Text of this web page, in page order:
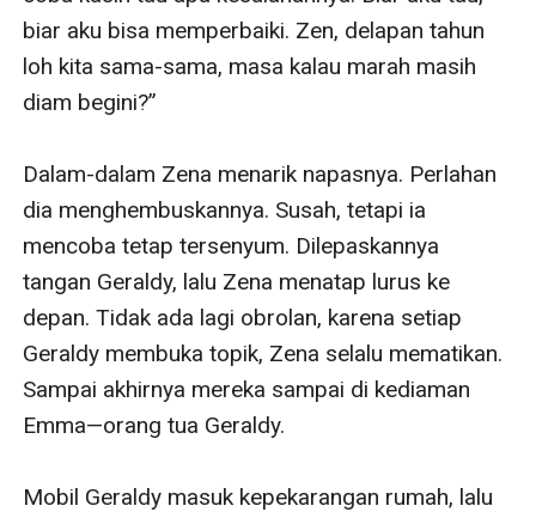
biar aku bisa memperbaiki. Zen, delapan tahun
loh kita sama-sama, masa kalau marah masih
diam begini?”
Dalam-dalam Zena menarik napasnya. Perlahan
dia menghembuskannya. Susah, tetapi ia
mencoba tetap tersenyum. Dilepaskannya
tangan Geraldy, lalu Zena menatap lurus ke
depan. Tidak ada lagi obrolan, karena setiap
Geraldy membuka topik, Zena selalu mematikan.
Sampai akhirnya mereka sampai di kediaman
Emma—orang tua Geraldy.
Mobil Geraldy masuk kepekarangan rumah, lalu